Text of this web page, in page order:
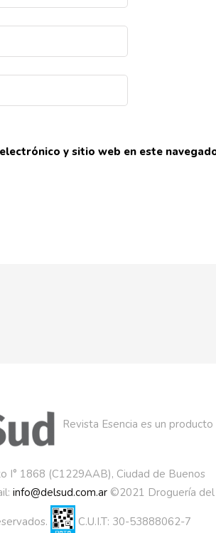
y sitio web en este
Revista Esencia es un producto
I° 1868 (C1229AAB), Ciudad de Buenos
info@delsud.com.ar ©2021 Droguería del
C.U.I.T: 30-53888062-7